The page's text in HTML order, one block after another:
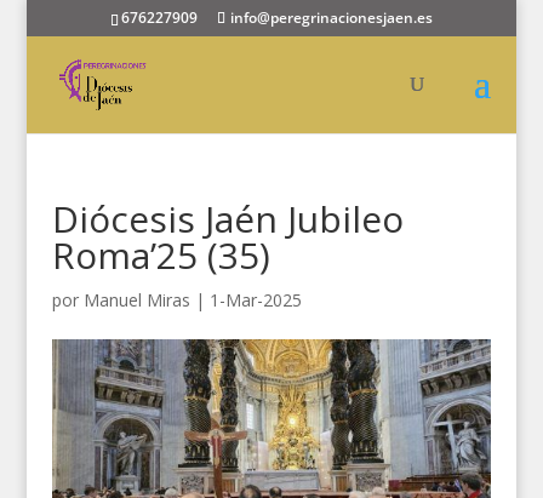
676227909 info@peregrinacionesjaen.es
Diócesis Jaén Jubileo
Roma’25 (35)
por Manuel Miras | 1-Mar-2025